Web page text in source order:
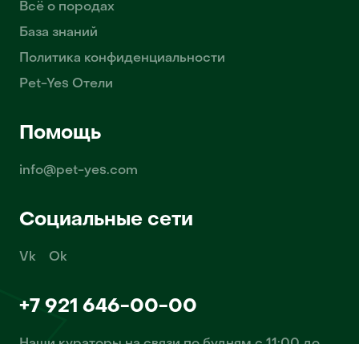
Всё о породах
База знаний
Политика конфиденциальности
Pet-Yes Отели
Помощь
info@pet-yes.com
Социальные сети
Vk Ok
+7 921 646-00-00